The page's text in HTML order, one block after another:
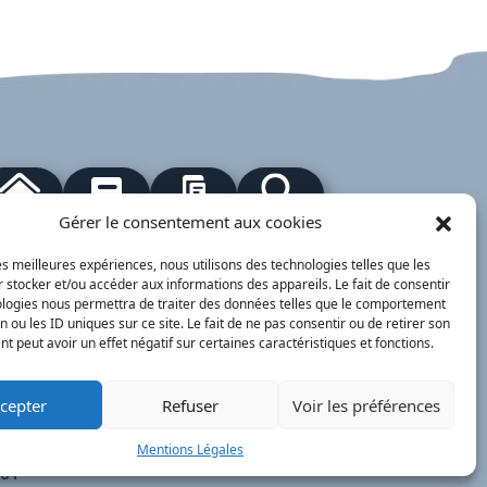
Gérer le consentement aux cookies
meilleures expériences, nous utilisons des technologies telles que les
stocker et/ou accéder aux informations des appareils. Le fait de consentir
nous permettra de traiter des données telles que le comportement
ou les ID uniques sur ce site. Le fait de ne pas consentir ou de retirer son
peut avoir un effet négatif sur certaines caractéristiques et fonctions.
Refuser Voir les préférences
Mentions Légales
Actualités PanneauPocket Recherche
Démarches
Public
légales
Plan du site
- 2023
de Presse :
- Beaujolais Val de Saône :
blet.valerie@orange.fr